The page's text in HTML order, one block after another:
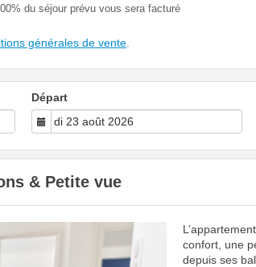
du séjour prévu vous sera facturé
générales de vente
Départ
& Petite vue
Next
confort, une
depuis ses